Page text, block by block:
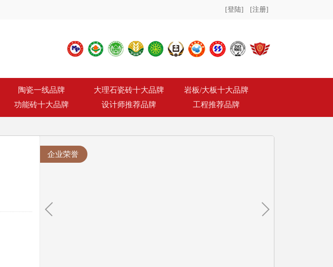
[登陆] [注册]
陶瓷一线品牌 大理石瓷砖十大品牌
岩板/大板十大品牌
功能砖十大品牌 设计师推荐品牌 工程推荐品牌
企业荣誉